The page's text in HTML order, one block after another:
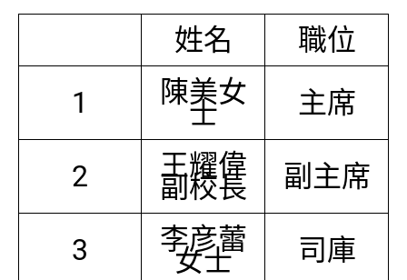
姓名
職位
1
陳美女
士 主席
2 王耀偉
副校長 副主席
3 李彦蕾
女士 司庫